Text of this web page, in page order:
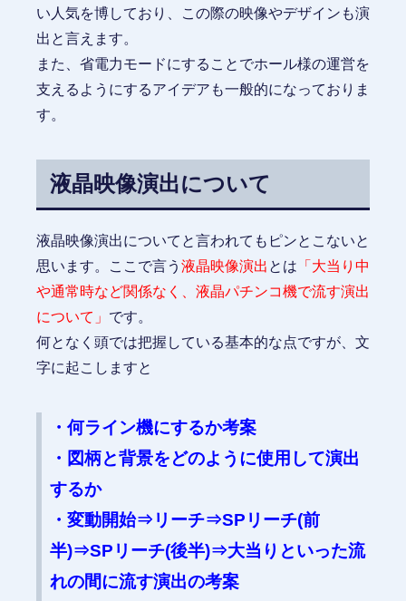
い人気を博しており、この際の映像やデザインも演
出と言えます。
また、省電力モードにすることでホール様の運営を
支えるようにするアイデアも一般的になっておりま
す。
液晶映像演出について
液晶映像演出についてと言われてもピンとこないと
思います。ここで言う 液晶映像演出 とは 「大当り中
や通常時など関係なく、液晶パチンコ機で流す演出
について」 です。
何となく頭では把握している基本的な点ですが、文
字に起こしますと
・何ライン機にするか考案
・図柄と背景をどのように使用して演出
するか
・変動開始⇒リーチ⇒SPリーチ(前
半)⇒SPリーチ(後半)⇒大当りといった流
れの間に流す演出の考案